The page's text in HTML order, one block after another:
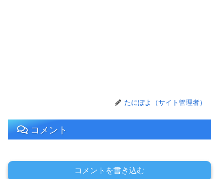
たにぽよ（サイト管理者）
コメント
コメントを書き込む